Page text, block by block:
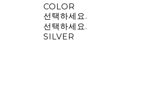
COLOR
선택하세요.
선택하세요.
SILVER